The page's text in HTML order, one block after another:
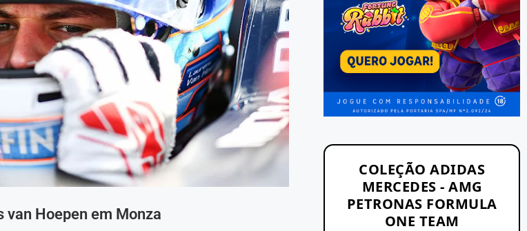
van Hoepen em Monza
COLEÇÃO ADIDAS
MERCEDES - AMG
PETRONAS FORMULA
ONE TEAM